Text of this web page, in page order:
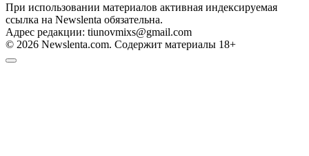
При использовании материалов активная индексируемая
ссылка на Newslenta обязательна.
Адрес редакции: tiunovmixs@gmail.com
© 2026 Newslenta.com. Содержит материалы 18+